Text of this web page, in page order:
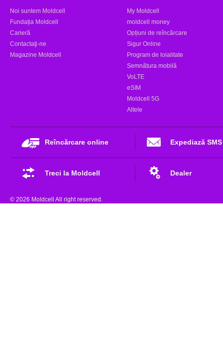
Noi suntem Moldcell
Fundația Moldcell
Carieră
Contactaţi-ne
Magazine Moldcell
My Moldcell
moldcell money
Opțiuni de reîncărcare
Sigur Online
Program de loialitate
Semnătura mobilă
VoLTE
eSIM
Moldcell 5G
Altele
Reîncărcare online Expediază SMS
Treci la Moldcell Dealer
© 2026 Moldcell All right reserved.